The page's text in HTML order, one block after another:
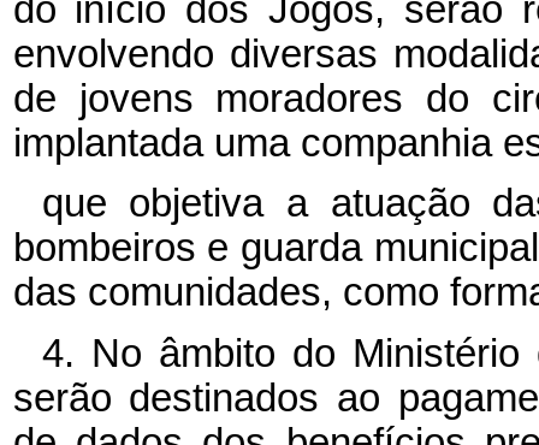
do início dos Jogos, serão
envolvendo diversas
de jovens moradores do
implantada uma companhia
que objetiva a atuação
bombeiros e guarda
das comunidades, como
4. No âmbito do
serão destinados ao